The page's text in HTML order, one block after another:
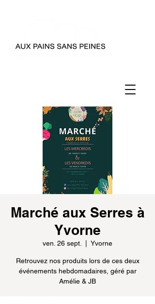
Marché aux Serres à
Yvorne
ven. 26 sept. Yvorne
Retrouvez nos produits lors de ces deux
événements hebdomadaires, géré par
Amélie & JB